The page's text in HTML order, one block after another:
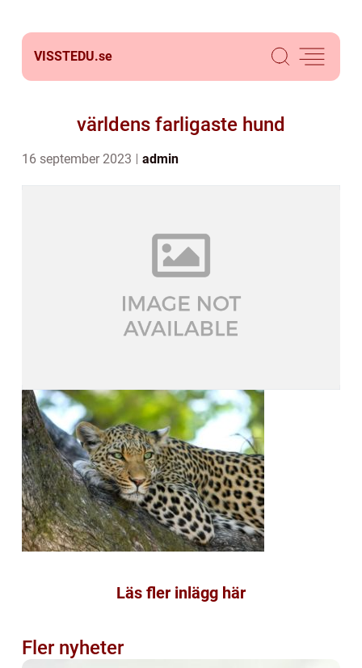
VISSTEDU.se
världens farligaste hund
16 september 2023 admin
Läs fler inlägg här
Fler nyheter